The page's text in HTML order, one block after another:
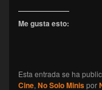
Me gusta esto:
Esta entrada se ha
Cine, No Solo Minispor